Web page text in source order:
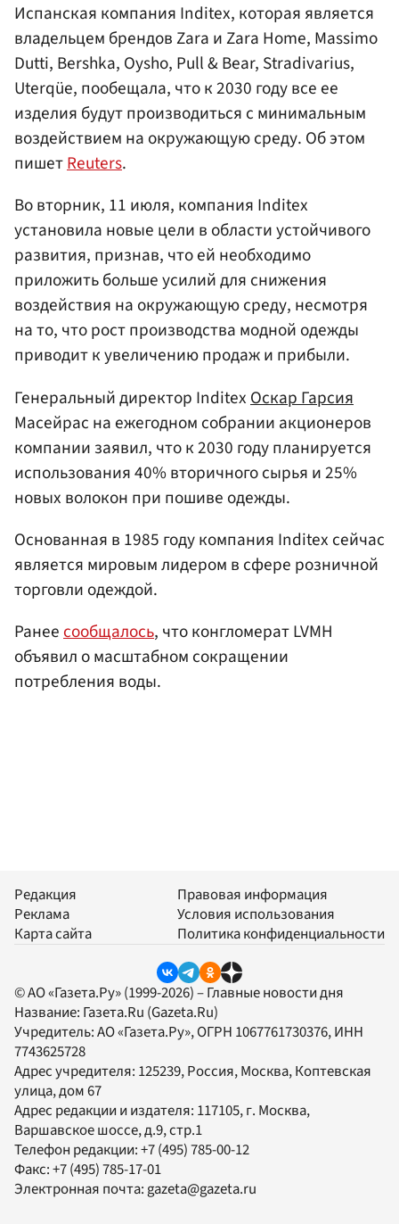
Испанская компания Inditex, которая является
владельцем брендов Zara и Zara Home, Massimo
Dutti, Bershka, Oysho, Pull & Bear, Stradivarius,
Uterqüe, пообещала, что к 2030 году все ее
изделия будут производиться с минимальным
воздействием на окружающую среду. Об этом
пишетReuters.
Во вторник, 11 июля, компания Inditex
установила новые цели в области устойчивого
развития, признав, что ей необходимо
приложить больше усилий для снижения
воздействия на окружающую среду, несмотря
на то, что рост производства модной одежды
приводит к увеличению продаж и прибыли.
Генеральный директор Inditex Оскар Гарсия
Масейрас на ежегодном собрании акционеров
компании заявил, что к 2030 году планируется
использования 40% вторичного сырья и 25%
новых волокон при пошиве одежды.
Основанная в 1985 году компания Inditex сейчас
является мировым лидером в сфере розничной
торговли одеждой.
Ранеесообщалось, что конгломерат LVMH
объявил о масштабном сокращении
потребления воды.
Редакция
Реклама
Карта сайта
Правовая информация
Условия использования
Политика конфиденциальности
© АО «Газета.Ру» (1999-2026) – Главные новости дня
Название: Газета.Ru (Gazeta.Ru)
Учредитель:АО «Газета.Ру», ОГРН 1067761730376, ИНН
7743625728
Адрес учредителя: 125239, Россия, Москва, Коптевская
улица, дом 67
Адрес редакции и издателя: 117105, г. Москва,
Варшавское шоссе, д.9, стр.1
Телефон редакции:+7 (495) 785-00-12
Факс:+7 (495) 785-17-01
Электронная почта:gazeta@gazeta.ru